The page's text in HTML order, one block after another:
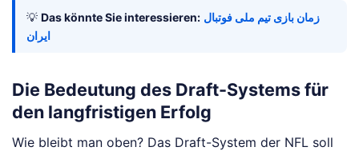
💡 Das könnte Sie interessieren: زمان بازی تیم ملی فوتبال
ایران
Die Bedeutung des Draft-Systems für
den langfristigen Erfolg
Wie bleibt man oben? Das Draft-System der NFL soll